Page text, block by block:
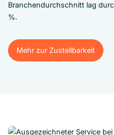
Branchendurchschnitt lag
%.
Mehr zur Zustellbarkeit
Mehr zur Zustellbarkeit